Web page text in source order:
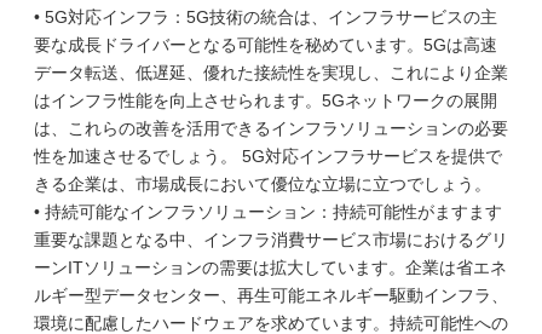
• 5G対応インフラ：5G技術の統合は、インフラサービスの主
要な成長ドライバーとなる可能性を秘めています。5Gは高速
データ転送、低遅延、優れた接続性を実現し、これにより企業
はインフラ性能を向上させられます。5Gネットワークの展開
は、これらの改善を活用できるインフラソリューションの必要
性を加速させるでしょう。 5G対応インフラサービスを提供で
きる企業は、市場成長において優位な立場に立つでしょう。
• 持続可能なインフラソリューション：持続可能性がますます
重要な課題となる中、インフラ消費サービス市場におけるグリ
ーンITソリューションの需要は拡大しています。企業は省エネ
ルギー型データセンター、再生可能エネルギー駆動インフラ、
環境に配慮したハードウェアを求めています。持続可能性への